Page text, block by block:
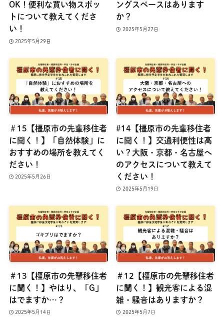
OK！便利な買い物スポッ
トについて教えてくださ
い！
2025年5月29日
ングスペースはあります
か？
2025年5月27日
＃15【橿原市の先輩移住者
に聞く！】「自然体験」に
おすすめの場所を教えてく
ださい！
2025年5月26日
#14【橿原市の先輩移住者
に聞く！】交通利便性は高
い？大阪・京都・名古屋へ
のアクセスについて教えて
ください！
2025年5月19日
＃13【橿原市の先輩移住者
に聞く！】やはり、「G」
はでますか…？
2025年5月14日
＃12【橿原市の先輩移住者
に聞く！】観光客による混
雑・騒音はありますか？
2025年5月7日